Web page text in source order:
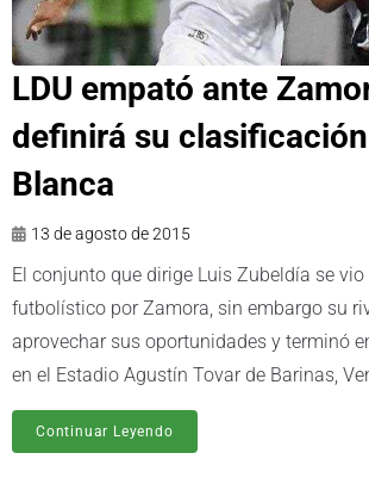
LDU empató ante
definirá su
Blanca
13 de agosto de 2015
El conjunto que dirige Luis Zubeldía se
futbolístico por Zamora, sin embargo su
aprovechar sus oportunidades y terminó
en el Estadio Agustín Tovar de Barinas,
Continuar Leyendo